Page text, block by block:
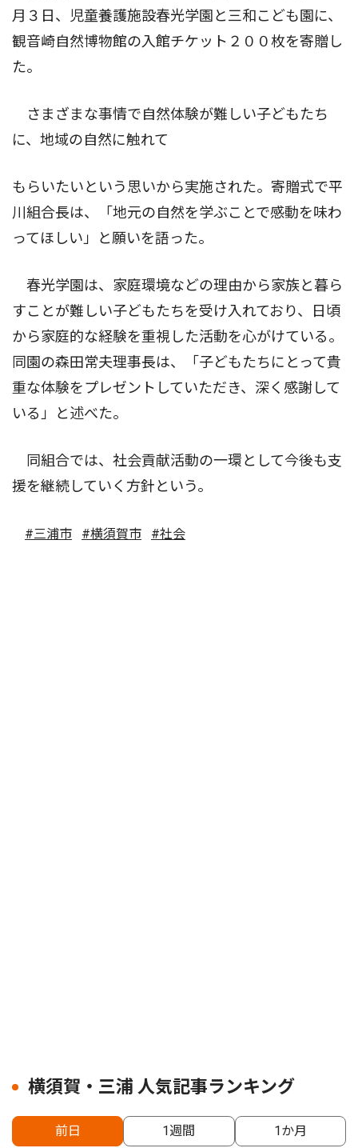
月３日、児童養護施設春光学園と三和こども園に、
観音崎自然博物館の入館チケット２００枚を寄贈し
た。
さまざまな事情で自然体験が難しい子どもたち
に、地域の自然に触れて
もらいたいという思いから実施された。寄贈式で平
川組合長は、「地元の自然を学ぶことで感動を味わ
ってほしい」と願いを語った。
春光学園は、家庭環境などの理由から家族と暮ら
すことが難しい子どもたちを受け入れており、日頃
から家庭的な経験を重視した活動を心がけている。
同園の森田常夫理事長は、「子どもたちにとって貴
重な体験をプレゼントしていただき、深く感謝して
いる」と述べた。
同組合では、社会貢献活動の一環として今後も支
援を継続していく方針という。
#三浦市 #横須賀市 #社会
横須賀・三浦 人気記事ランキング
前日 1週間 1か月